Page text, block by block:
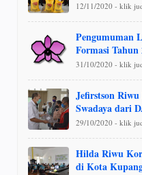
12/11/2020 - klik
Pengumuman
Formasi Tahun
31/10/2020 - klik
Jefirstson
Swadaya dari
29/10/2020 - klik
Hilda Riwu
di Kota